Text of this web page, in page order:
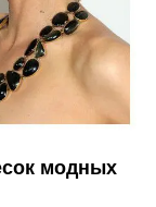
модных